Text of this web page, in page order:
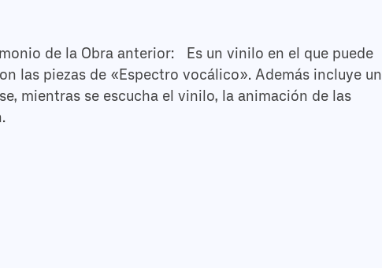
de la Obra anterior: Es un vinilo en el que puede
las piezas de «Espectro vocálico». Además incluye un
mientras se escucha el vinilo, la animación de las